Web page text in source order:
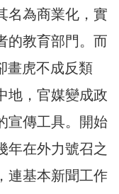
名為商業化，實
的教育部門。而
畫虎不成反類
地，官媒變成政
宣傳工具。開始
年在外力號召之
連基本新聞工作